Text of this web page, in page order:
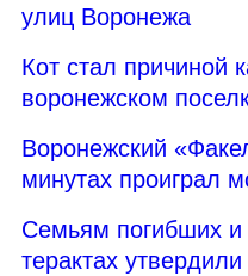
улиц Воронежа
Кот стал причиной
воронежском
Воронежский
минутах проиграл
Семьям погибших
терактах